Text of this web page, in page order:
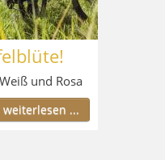
und Rosa
weiterlesen ...